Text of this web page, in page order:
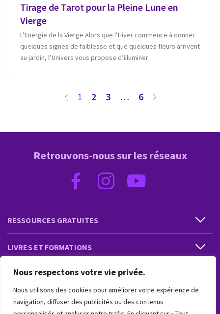
Nous respectons votre vie privée.
Nous utilisons des cookies pour améliorer votre expérience de
navigation, diffuser des publicités ou des contenus
Tirage de Tarot pour la Pleine Lune en
Vierge
L’Energie de la Vierge Alors que l’Hiver commence à donner
quelques signes de faiblesse et que quelques fleurs arrivent
au jardin, l’Univers vous propose d’illuminer
1 2 3 … 6
RESSOURCES GRATUITES
LIVRES ET FORMATIONS
PRESTATIONS ET PRODUITS
VIVRE INTUITIF
Retrouvons-nous sur les réseaux